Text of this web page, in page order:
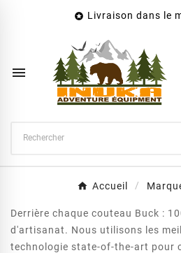
 Livraison dans le

Accueil
Derrière chaque couteau Buck :
d'artisanat. Nous utilisons les
technologie state-of-the-art pour
Nom de la liste d'envies